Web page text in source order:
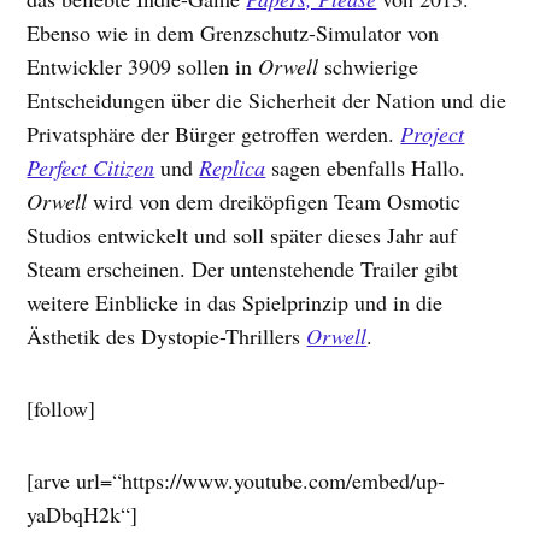
Ebenso wie in dem Grenzschutz-Simulator von
Entwickler 3909 sollen in Orwell schwierige
Entscheidungen über die Sicherheit der Nation und die
Privatsphäre der Bürger getroffen werden.Project
Perfect Citizen undReplica sagen ebenfalls Hallo.
Orwell wird von dem dreiköpfigen Team Osmotic
Studios entwickelt und soll später dieses Jahr auf
Steam erscheinen. Der untenstehende Trailer gibt
weitere Einblicke in das Spielprinzip und in die
Ästhetik des Dystopie-Thrillers Orwell.
[follow]
[arve url=“https://www.youtube.com/embed/up-
yaDbqH2k“]